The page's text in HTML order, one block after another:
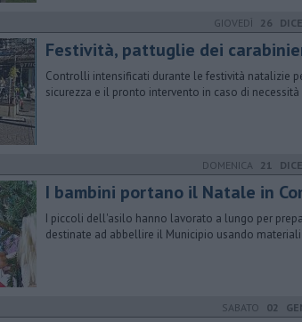
GIOVEDÌ 26
Festività, pattuglie dei
Controlli intensificati durante le festività natalizie
sicurezza e il pronto intervento in caso di necessità
DOMENICA 21
I bambini portano il Natale in
I piccoli dell'asilo hanno lavorato a lungo per
destinate ad abbellire il Municipio usando
SABATO 02